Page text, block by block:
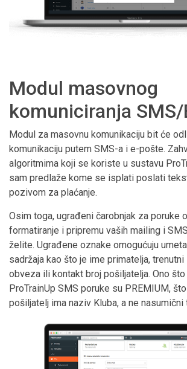
Modul masovnog
komuniciranja
Modul za masovnu komunikaciju bit će
komunikaciju putem SMS-a i e-pošte.
algoritmima koji se koriste u sustavu
sam predlaže kome se isplati poslati
pozivom za plaćanje.
Osim toga, ugrađeni čarobnjak za poruke
formatiranje i pripremu vaših mailing i
želite. Ugrađene oznake omogućuju
sadržaja kao što je ime primatelja,
obveza ili kontakt broj pošiljatelja. Ono
ProTrainUp SMS poruke su PREMIUM,
pošiljatelj ima naziv Kluba, a ne